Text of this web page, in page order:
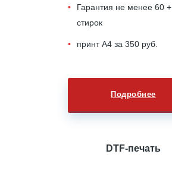
Гарантия не менее 60 +
стирок
принт А4 за 350 руб.
Подробнее
DTF-печать